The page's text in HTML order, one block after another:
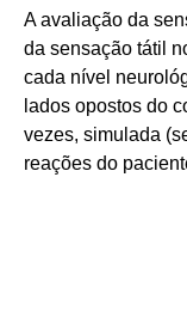
A avaliação da
da sensação tátil
cada nível
lados opostos do
vezes, simulada
reações do